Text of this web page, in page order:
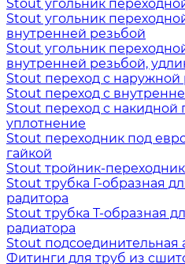
Stout угольник
Stout угольник
внутренней резьбой
Stout угольник
внутренней резьбой,
Stout переход с наружной
Stout переход с
Stout переход с накидной
уплотнение
Stout переходник под
гайкой
Stout тройник-
Stout трубка Г-образная
радитора
Stout трубка T-образная
радиатора
Stout подсоединительная
Фитинги для труб из